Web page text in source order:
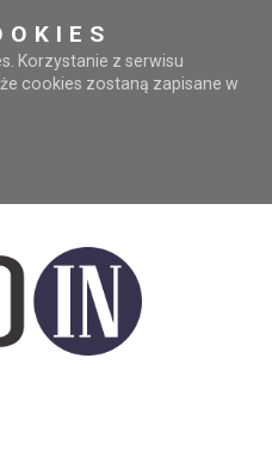
Korzystanie z serwisu
cookies zostaną zapisane w